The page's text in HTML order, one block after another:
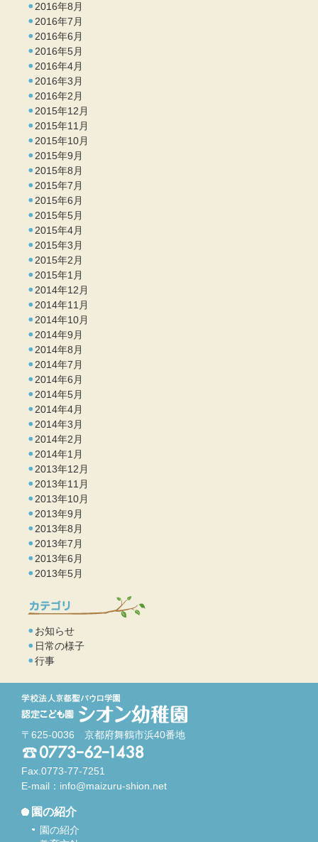
2016年8月
2016年7月
2016年6月
2016年5月
2016年4月
2016年3月
2016年2月
2015年12月
2015年11月
2015年10月
2015年9月
2015年8月
2015年7月
2015年6月
2015年5月
2015年4月
2015年3月
2015年2月
2015年1月
2014年12月
2014年11月
2014年10月
2014年9月
2014年8月
2014年7月
2014年6月
2014年5月
2014年4月
2014年3月
2014年2月
2014年1月
2013年12月
2013年11月
2013年10月
2013年9月
2013年8月
2013年7月
2013年6月
2013年5月
お知らせ
日常の様子
行事
〒625-0036 京都府舞鶴市浜40番地
Fax.0773-77-7251
E-mail： info@maizuru-shion.net
園の紹介
園の紹介